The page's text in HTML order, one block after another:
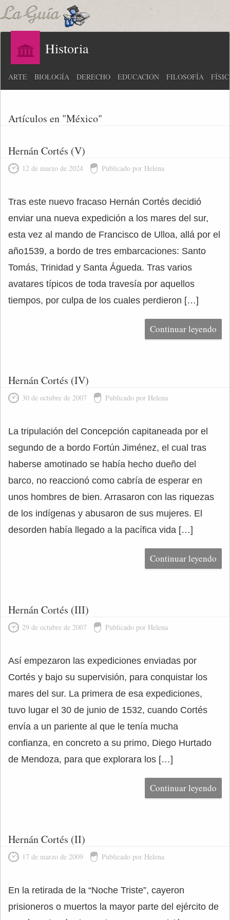
Historia
ARTE BIOLOGÍA DERECHO EDUCACIÓN FILOSOFÍA
Artículos en "México"
Hernán Cortés (V)
12 de marzo de 2024 Publicado por Helena
Tras este nuevo fracaso Hernán Cortés decidió
enviar una nueva expedición a los mares del sur,
esta vez al mando de Francisco de Ulloa, allá por el
año1539, a bordo de tres embarcaciones: Santo
Tomás, Trinidad y Santa Águeda. Tras varios
avatares típicos de toda travesía por aquellos
tiempos, por culpa de los cuales perdieron […]
Continuar leyendo
Hernán Cortés (IV)
30 de octubre de 2007 Publicado por Helena
La tripulación del Concepción capitaneada por el
segundo de a bordo Fortún Jiménez, el cual tras
haberse amotinado se había hecho dueño del
barco, no reaccionó como cabría de esperar en
unos hombres de bien. Arrasaron con las riquezas
de los indígenas y abusaron de sus mujeres. El
desorden había llegado a la pacífica vida […]
Continuar leyendo
Hernán Cortés (III)
29 de octubre de 2007 Publicado por Helena
Así empezaron las expediciones enviadas por
Cortés y bajo su supervisión, para conquistar los
mares del sur. La primera de esa expediciones,
tuvo lugar el 30 de junio de 1532, cuando Cortés
envía a un pariente al que le tenía mucha
confianza, en concreto a su primo, Diego Hurtado
de Mendoza, para que explorara los […]
Continuar leyendo
Hernán Cortés (II)
17 de marzo de 2009 Publicado por Helena
En la retirada de la “Noche Triste”, cayeron
prisioneros o muertos la mayor parte del ejército de